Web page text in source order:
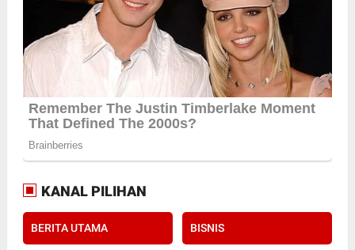
KANAL PILIHAN
BERITA UTAMA BISNIS